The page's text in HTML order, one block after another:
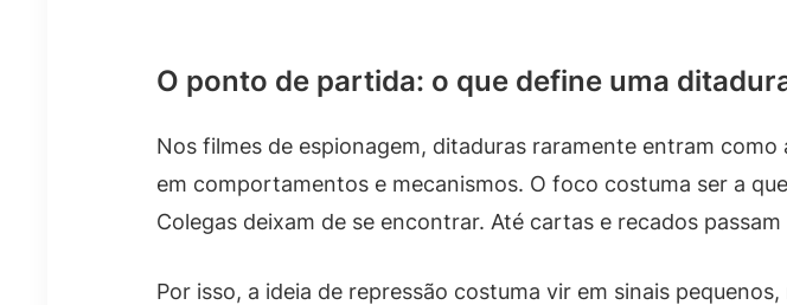
O ponto de partida: o que define uma
Nos filmes de espionagem, ditaduras raramente entram
em comportamentos e mecanismos. O foco costuma ser a
Colegas deixam de se encontrar. Até cartas e recados
Por isso, a ideia de repressão costuma vir em sinais